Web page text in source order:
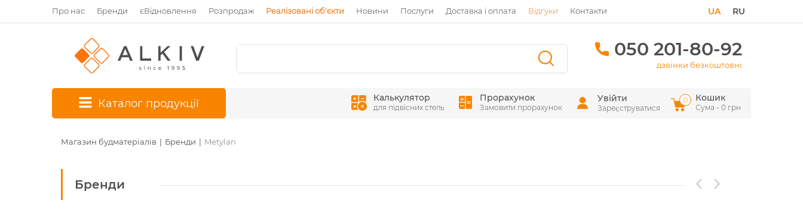
Про нас Бренди єВідновлення Розпродаж Реалізовані об'єкти Новини Послуги Доставка і оплата Відгуки Контакти RU
UA
050 201-80-92
дзвінки безкоштовні
Каталог продукції Калькулятор
для підвісних стель
Прорахунок
Замовити прорахунок
Увійти
Зареєструватися
Кошик
Сума - 0 грн
0
Магазин будматеріалів Бренди Metylan
Бренди